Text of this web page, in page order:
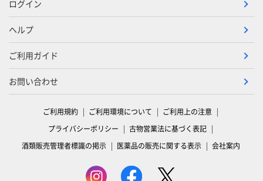
ログイン
ヘルプ
ご利用ガイド
お問い合わせ
ご利用規約 ご利用環境について
ご利用上の注意
プライバシーポリシー
古物営業法に基づく表記
酒類販売管理者標識の掲示
医薬品の販売に関する表示 会社案内